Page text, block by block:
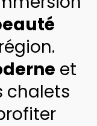
et
chalets